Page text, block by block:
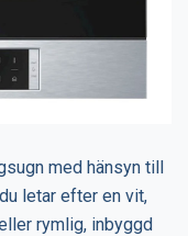
med hänsyn till
letar efter en vit,
rymlig, inbyggd